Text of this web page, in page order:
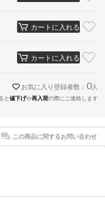
カートに入れる
カートに入れる
お気に入り登録者数： 0人
と値下げや再入荷の際にご連絡します
この商品に関するお問い合わせ